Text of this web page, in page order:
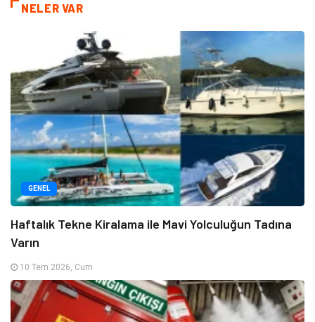
NELER VAR
GENEL
Haftalık Tekne Kiralama ile Mavi Yolculuğun Tadına
Varın
10 Tem 2026, Cum